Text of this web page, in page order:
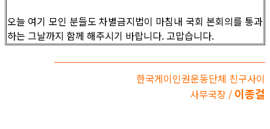
오늘 여기 모인 분들도 차별금지법이 마침내 국회 본회의를 통과
하는 그날까지 함께 해주시기 바랍니다. 고맙습니다.
한국게이인권운동단체 친구사이
사무국장 / 이종걸